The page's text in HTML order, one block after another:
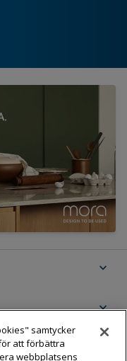
expand_more
expand_more
samtycker
att förbättra
webbplatsens